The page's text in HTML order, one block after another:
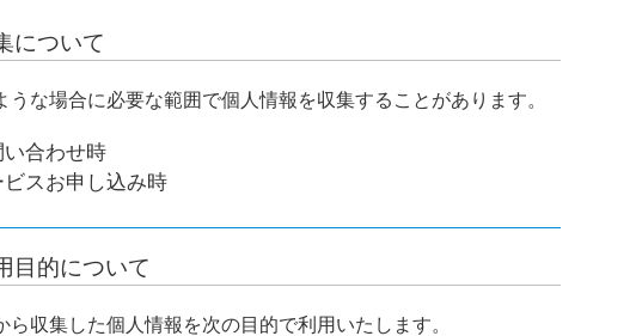
について
うな場合に必要な範囲で個人情報を収集することがあります。
合わせ時
スお申し込み時
目的について
ら収集した個人情報を次の目的で利用いたします。